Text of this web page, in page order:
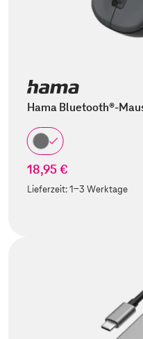
Hama Bluetooth®-
18,95 €
Lieferzeit:1-3 Werktage